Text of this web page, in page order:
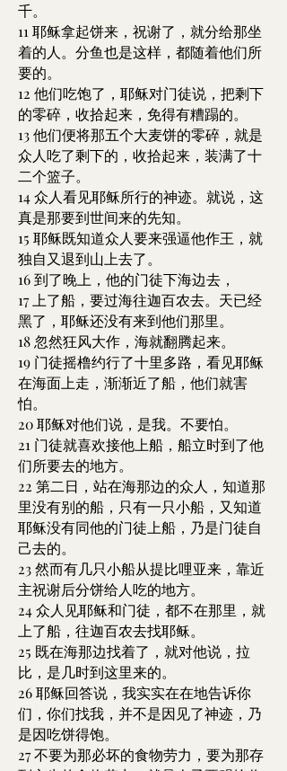
千。
11 耶稣拿起饼来，祝谢了，就分给那坐
着的人。分鱼也是这样，都随着他们所
要的。
12 他们吃饱了，耶稣对门徒说，把剩下
的零碎，收拾起来，免得有糟蹋的。
13 他们便将那五个大麦饼的零碎，就是
众人吃了剩下的，收拾起来，装满了十
二个篮子。
14 众人看见耶稣所行的神迹。就说，这
真是那要到世间来的先知。
15 耶稣既知道众人要来强逼他作王，就
独自又退到山上去了。
16 到了晚上，他的门徒下海边去，
17 上了船，要过海往迦百农去。天已经
黑了，耶稣还没有来到他们那里。
18 忽然狂风大作，海就翻腾起来。
19 门徒摇橹约行了十里多路，看见耶稣
在海面上走，渐渐近了船，他们就害
怕。
20 耶稣对他们说，是我。不要怕。
21 门徒就喜欢接他上船，船立时到了他
们所要去的地方。
22 第二日，站在海那边的众人，知道那
里没有别的船，只有一只小船，又知道
耶稣没有同他的门徒上船，乃是门徒自
己去的。
23 然而有几只小船从提比哩亚来，靠近
主祝谢后分饼给人吃的地方。
24 众人见耶稣和门徒，都不在那里，就
上了船，往迦百农去找耶稣。
25 既在海那边找着了，就对他说，拉
比，是几时到这里来的。
26 耶稣回答说，我实实在在地告诉你
们，你们找我，并不是因见了神迹，乃
是因吃饼得饱。
27 不要为那必坏的食物劳力，要为那存